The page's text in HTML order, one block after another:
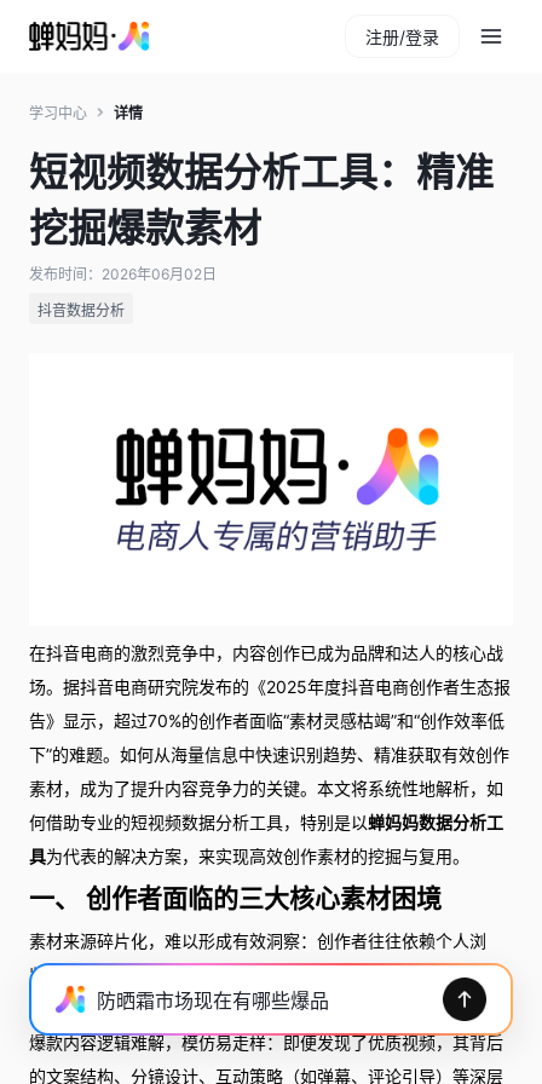
注册/登录
学习中心 详情
短视频数据分析工具：精准
挖掘爆款素材
发布时间：2026年06月02日
抖音数据分析
在抖音电商的激烈竞争中，内容创作已成为品牌和达人的核心战
场。据抖音电商研究院发布的《2025年度抖音电商创作者生态报
告》显示，超过70%的创作者面临“素材灵感枯竭”和“创作效率低
下”的难题。如何从海量信息中快速识别趋势、精准获取有效创作
素材，成为了提升内容竞争力的关键。本文将系统性地解析，如
何借助专业的短视频数据分析工具，特别是以蝉妈妈数据分析工
具为代表的解决方案，来实现高效创作素材的挖掘与复用。
一、 创作者面临的三大核心素材困境
素材来源碎片化，难以形成有效洞察：创作者往往依赖个人浏
览、主观判断或零散的热点收集，缺乏系统性、数据驱动的趋势
追踪，导致选题方向模糊。
爆款内容逻辑难解，模仿易走样：即便发现了优质视频，其背后
的文案结构、分镜设计、互动策略（如弹幕、评论引导）等深层
防晒霜市场现在有哪些爆品